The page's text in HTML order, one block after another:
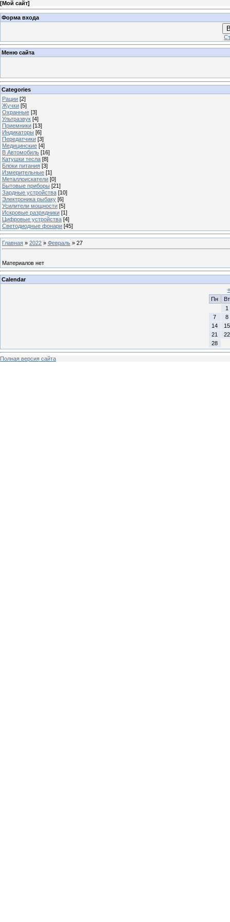
[Мой сайт]
Форма входа
Меню сайта
Categories
Рации [2]
Жучки [5]
Охранные [3]
Ультразвук [4]
Приемники [13]
Индикаторы [6]
Передатчики [3]
Медицинские [4]
В Автомобиль [16]
Катушки тесла [8]
Блоки питания [3]
Измерительные [1]
Металлоискатели [0]
Бытовые приборы [21]
Зардные устройства [10]
Электроника рыбаку [6]
Усилители мощности [5]
Искровые разрядники [1]
Цифровые устройства [4]
Светодиодные фонари [45]
Главная » 2022 » Февраль » 27
Материалов нет
Calendar
«
Пн
Вт
1
7
8
14
15
21
22
28
Полная версия сайта